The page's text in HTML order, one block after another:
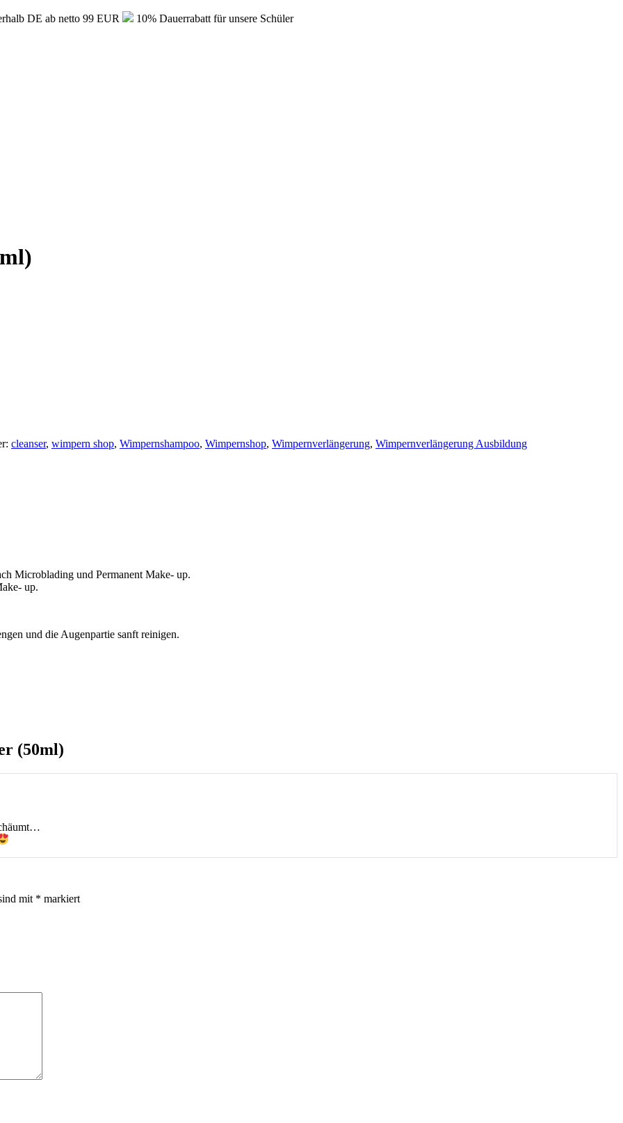
DE ab netto 99 EUR
10% Dauerrabatt für unsere Schüler
cleanser, wimpern shop, Wimpernshampoo, Wimpernshop, Wimpernverlängerung, Wimpernverlängerung Ausbildung
Microblading und Permanent Make- up.
up.
und die Augenpartie sanft reinigen.
(50ml)
mit * markiert